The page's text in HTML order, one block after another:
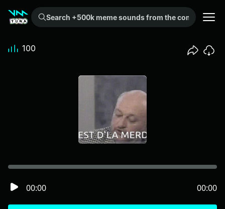
Search +500k meme sounds from the community...
00:00 00:00
100